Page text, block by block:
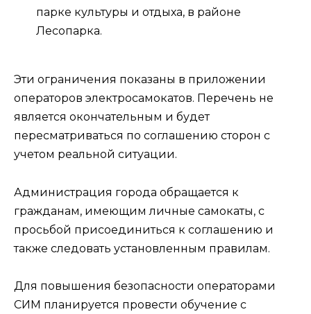
парке культуры и отдыха, в районе
Лесопарка.
Эти ограничения показаны в приложении
операторов электросамокатов. Перечень не
является окончательным и будет
пересматриваться по соглашению сторон с
учетом реальной ситуации.
Администрация города обращается к
гражданам, имеющим личные самокаты, с
просьбой присоединиться к соглашению и
также следовать установленным правилам.
Для повышения безопасности операторами
СИМ планируется провести обучение с